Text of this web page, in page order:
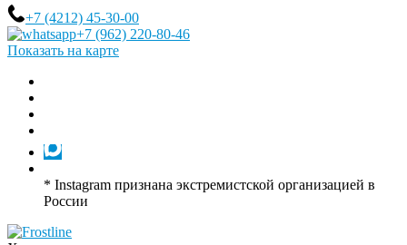
+7 (4212) 45-30-00
+7 (962) 220-80-46
Показать на карте
* Instagram признана экстремистской организацией в
России